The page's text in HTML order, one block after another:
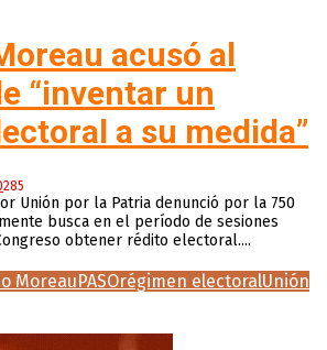
acusó al
“inventar un
a su medida”
285
Unión por la Patria denunció por la 750
busca en el período de sesiones
obtener rédito electoral....
Moreau PASOrégimen electoralUnión